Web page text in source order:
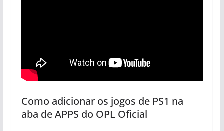
Como adicionar os jogos de PS1 na
aba de APPS do OPL Oficial